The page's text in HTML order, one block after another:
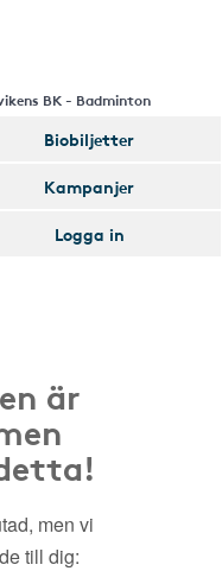
BK - Badminton
Biobiljetter
Kampanjer
Logga in
är
men vi
till dig: